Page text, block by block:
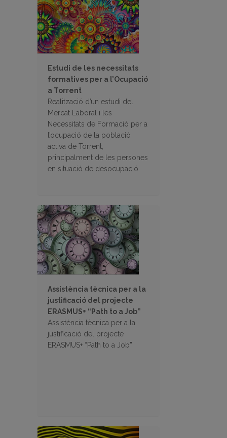
Estudi de les necessitats
formatives per a l’Ocupació
a Torrent
Realització d’un estudi del
Mercat Laboral i les
Necessitats de Formació per a
l’ocupació de la població
activa de Torrent,
principalment de les persones
en situació de desocupació.
Assistència tècnica per a la
justificació del projecte
ERASMUS+ “Path to a Job”
Assistència tècnica per a la
justificació del projecte
ERASMUS+ “Path to a Job”